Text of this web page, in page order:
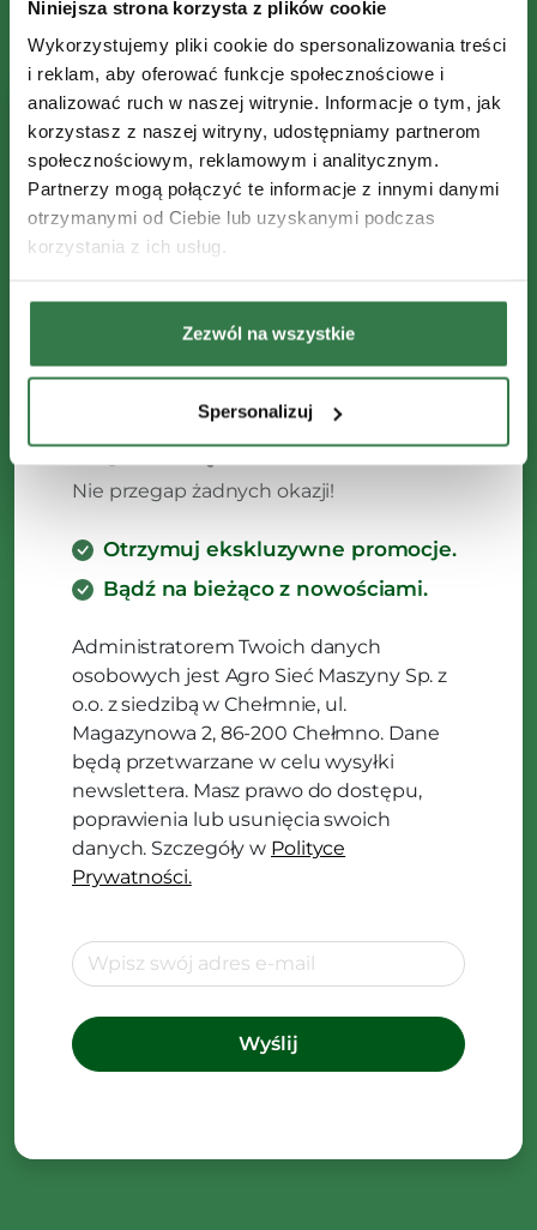
Niniejsza strona korzysta z plików cookie
Wykorzystujemy pliki cookie do spersonalizowania treści
i reklam, aby oferować funkcje społecznościowe i
analizować ruch w naszej witrynie. Informacje o tym, jak
korzystasz z naszej witryny, udostępniamy partnerom
społecznościowym, reklamowym i analitycznym.
Partnerzy mogą połączyć te informacje z innymi danymi
otrzymanymi od Ciebie lub uzyskanymi podczas
korzystania z ich usług.
Zezwól na wszystkie
Spersonalizuj
Zapisz się do Newslettera
Nie przegap żadnych okazji!
Otrzymuj ekskluzywne promocje.
Bądź na bieżąco z nowościami.
Administratorem Twoich danych
osobowych jest Agro Sieć Maszyny Sp. z
o.o. z siedzibą w Chełmnie, ul.
Magazynowa 2, 86-200 Chełmno. Dane
będą przetwarzane w celu wysyłki
newslettera. Masz prawo do dostępu,
poprawienia lub usunięcia swoich
danych. Szczegóły w Polityce
Prywatności.